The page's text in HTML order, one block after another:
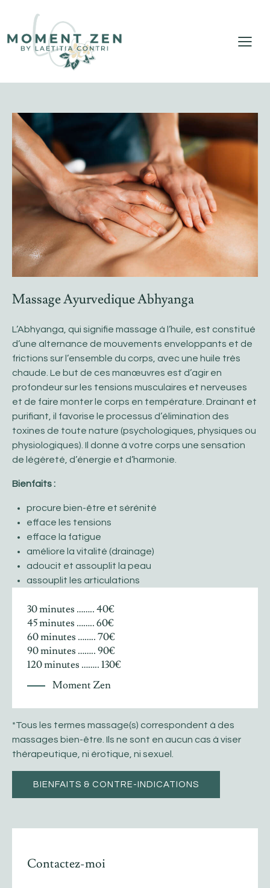
Massage Ayurvedique Abhyanga
L’Abhyanga, qui signifie massage à l’huile, est constitué
d’une alternance de mouvements enveloppants et de
frictions sur l’ensemble du corps, avec une huile très
chaude. Le but de ces manœuvres est d’agir en
profondeur sur les tensions musculaires et nerveuses
et de faire monter le corps en température. Drainant et
purifiant, il favorise le processus d’élimination des
toxines de toute nature (psychologiques, physiques ou
physiologiques). Il donne à votre corps une sensation
de légèreté, d’énergie et d’harmonie.
Bienfaits :
procure bien-être et sérénité
efface les tensions
efface la fatigue
améliore la vitalité (drainage)
adoucit et assouplit la peau
assouplit les articulations
30 minutes …….. 40€
45 minutes …….. 60€
60 minutes …….. 70€
90 minutes …….. 90€
120 minutes …….. 130€
Moment Zen
*Tous les termes massage(s) correspondent à des
massages bien-être. Ils ne sont en aucun cas à viser
thérapeutique, ni érotique, ni sexuel.
BIENFAITS & CONTRE-INDICATIONS
Contactez-moi